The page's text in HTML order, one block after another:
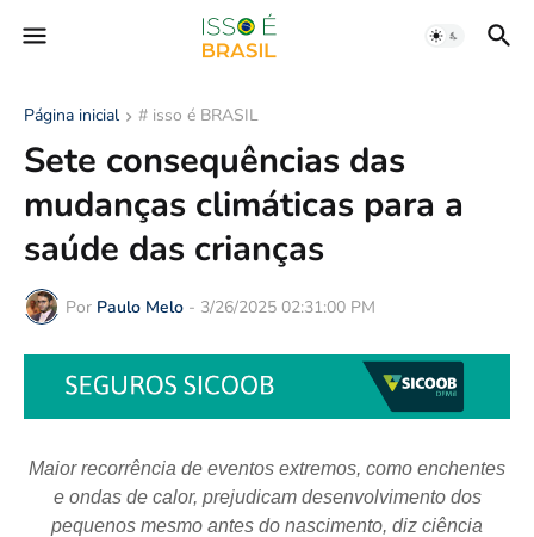
Página inicial # isso é BRASIL
Sete consequências das
mudanças climáticas para a
saúde das crianças
Por Paulo Melo - 3/26/2025 02:31:00 PM
Maior recorrência de eventos extremos, como enchentes
e ondas de calor, prejudicam desenvolvimento dos
pequenos mesmo antes do nascimento, diz ciência